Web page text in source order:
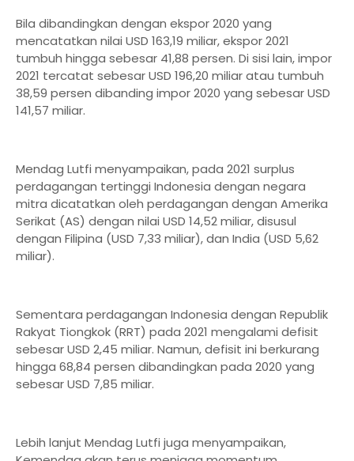
Bila dibandingkan dengan ekspor 2020 yang
mencatatkan nilai USD 163,19 miliar, ekspor 2021
tumbuh hingga sebesar 41,88 persen. Di sisi lain, impor
2021 tercatat sebesar USD 196,20 miliar atau tumbuh
38,59 persen dibanding impor 2020 yang sebesar USD
141,57 miliar.
Mendag Lutfi menyampaikan, pada 2021 surplus
perdagangan tertinggi Indonesia dengan negara
mitra dicatatkan oleh perdagangan dengan Amerika
Serikat (AS) dengan nilai USD 14,52 miliar, disusul
dengan Filipina (USD 7,33 miliar), dan India (USD 5,62
miliar).
Sementara perdagangan Indonesia dengan Republik
Rakyat Tiongkok (RRT) pada 2021 mengalami defisit
sebesar USD 2,45 miliar. Namun, defisit ini berkurang
hingga 68,84 persen dibandingkan pada 2020 yang
sebesar USD 7,85 miliar.
Lebih lanjut Mendag Lutfi juga menyampaikan,